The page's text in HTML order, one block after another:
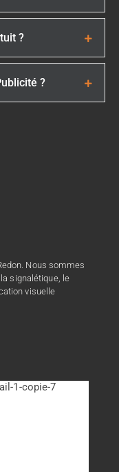
?
?
Nous sommes
signalétique, le
visuelle